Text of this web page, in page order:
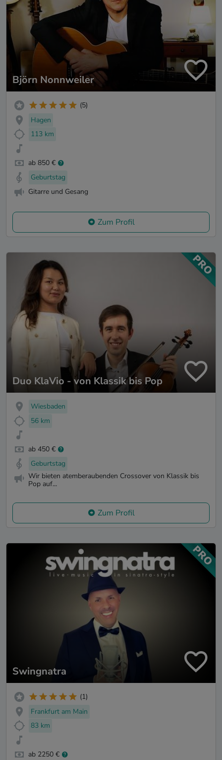
Björn Nonnweiler
(5)
Hagen
113 km
ab 850 €
Geburtstag
Gitarre und Gesang
Zum Profil
Duo KlaVio - von Klassik bis Pop
Wiesbaden
56 km
ab 450 €
Geburtstag
Wir bieten atemberaubenden Crossover von Klassik bis
Pop auf...
Zum Profil
Swingnatra
(1)
Frankfurt am Main
83 km
ab 2250 €